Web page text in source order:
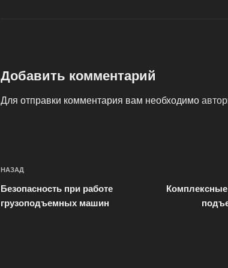
Добавить комментарий
Для отправки комментария вам необходимо
Навигация
по
записям
Предыдущая
запись:
НАЗАД
Безопасноcть при работе
грузоподъемных машин